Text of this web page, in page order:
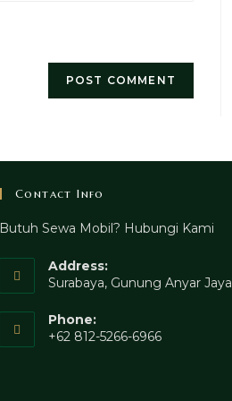
Contact Info
Butuh Sewa Mobil? Hubungi Kami
Address:
Surabaya, Gunung Anyar Jaya
Phone:
+62 812-5266-6966